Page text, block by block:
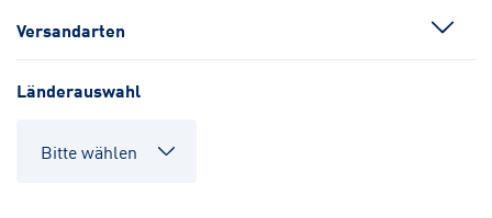
Versandarten
Länderauswahl